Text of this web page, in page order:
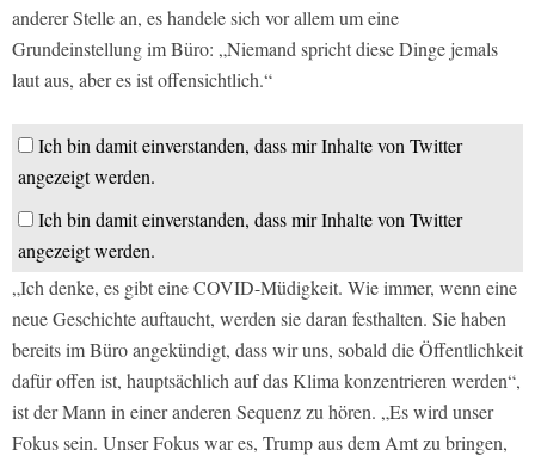
anderer Stelle an, es handele sich vor allem um eine
Grundeinstellung im Büro: „Niemand spricht diese Dinge jemals
laut aus, aber es ist offensichtlich.“
Ich bin damit einverstanden, dass mir Inhalte von Twitter
angezeigt werden.
Ich bin damit einverstanden, dass mir Inhalte von Twitter
angezeigt werden.
„Ich denke, es gibt eine COVID-Müdigkeit. Wie immer, wenn eine
neue Geschichte auftaucht, werden sie daran festhalten. Sie haben
bereits im Büro angekündigt, dass wir uns, sobald die Öffentlichkeit
dafür offen ist, hauptsächlich auf das Klima konzentrieren werden“,
ist der Mann in einer anderen Sequenz zu hören. „Es wird unser
Fokus sein. Unser Fokus war es, Trump aus dem Amt zu bringen,